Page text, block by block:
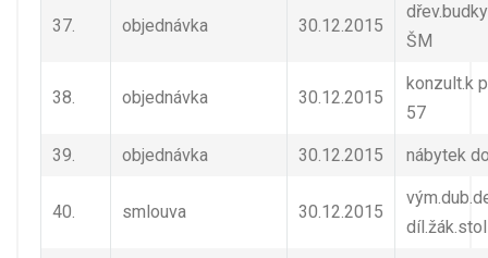
37. objednávka 30.12.2015
ŠM
38. objednávka 30.12.2015
konzult.k
57
39. objednávka 30.12.2015 nábytek
40. smlouva 30.12.2015